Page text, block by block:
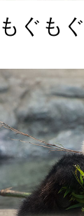
もぐもぐ